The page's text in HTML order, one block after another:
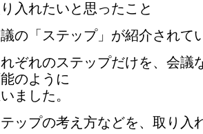
入れたいと思ったこと
の「ステップ」が紹介されて
ぞれのステップだけを、会議
のように
ました。
ップの考え方などを、取り入